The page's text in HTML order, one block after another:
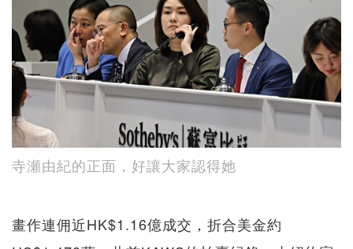
寺瀬由紀的正面，好讓大家認得她
畫作連佣近HK$1.16億成交，折合美金約